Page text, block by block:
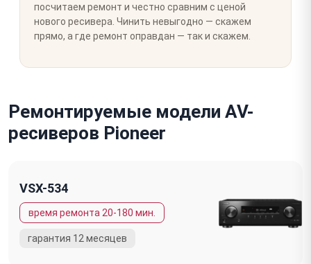
посчитаем ремонт и честно сравним с ценой
нового ресивера. Чинить невыгодно — скажем
прямо, а где ремонт оправдан — так и скажем.
Ремонтируемые модели AV-
ресиверов Pioneer
VSX-534